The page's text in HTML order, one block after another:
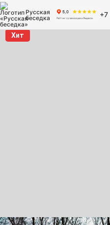
Русская
беседка
+7
Хит